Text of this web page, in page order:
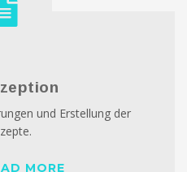
und Erstellung der
MORE